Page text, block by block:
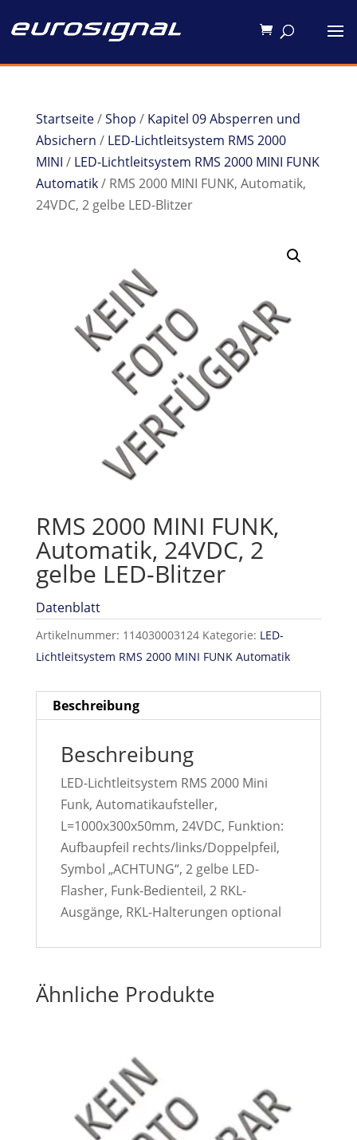
Startseite/Shop / Kapitel 09 Absperren und
Absichern / LED-Lichtleitsystem RMS 2000
MINI / LED-Lichtleitsystem RMS 2000 MINI FUNK
Automatik/ RMS 2000 MINI FUNK, Automatik,
24VDC, 2 gelbe LED-Blitzer
RMS 2000 MINI FUNK,
Automatik, 24VDC, 2
gelbe LED-Blitzer
Datenblatt
Artikelnummer: 114030003124 Kategorie: LED-
Lichtleitsystem RMS 2000 MINI FUNK Automatik
Beschreibung
Beschreibung
LED-Lichtleitsystem RMS 2000 Mini
Funk, Automatikaufsteller,
L=1000x300x50mm, 24VDC, Funktion:
Aufbaupfeil rechts/links/Doppelpfeil,
Symbol „ACHTUNG“, 2 gelbe LED-
Flasher, Funk-Bedienteil, 2 RKL-
Ausgänge, RKL-Halterungen optional
Ähnliche Produkte